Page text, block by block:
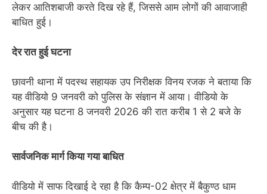
लेकर आतिशबाजी करते दिख रहे हैं, जिससे आम लोगों की आवाजाही
बाधित हुई।
देर रात हुई घटना
छावनी थाना में पदस्थ सहायक उप निरीक्षक विनय रजक ने बताया कि
यह वीडियो 9 जनवरी को पुलिस के संज्ञान में आया। वीडियो के
अनुसार यह घटना 8 जनवरी 2026 की रात करीब 1 से 2 बजे के
बीच की है।
सार्वजनिक मार्ग किया गया बाधित
वीडियो में साफ दिखाई दे रहा है कि कैम्प-02 क्षेत्र में बैकुण्ठ धाम